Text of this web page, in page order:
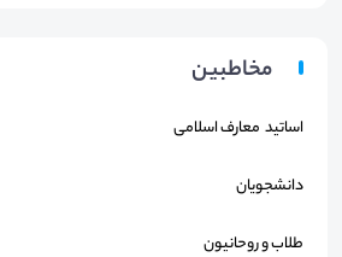
مخاطبین
اساتید معارف اسلامی
دانشجویان
طلاب و روحانیون